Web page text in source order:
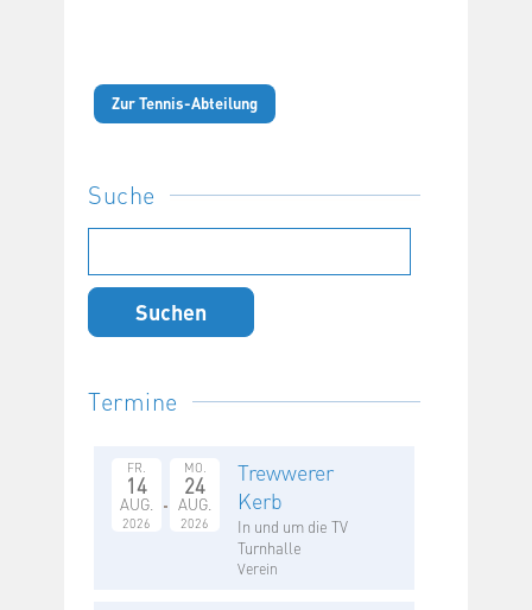
Zur Tennis-Abteilung
Suche
nach:
Termine
FR.
14
AUG.
2026
MO.
24
AUG.
2026
Trewwerer
Kerb
In und um die TV
Turnhalle
Verein